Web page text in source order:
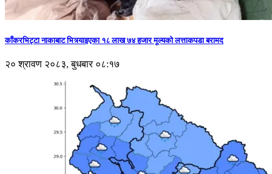
काँकरभिट्टा नाकाबाट भित्र्याइएका १८ लाख ७४ हजार मूल्यकाे लत्ताकपडा बरामद
२० श्रावण २०८३, बुधबार ०८:१७